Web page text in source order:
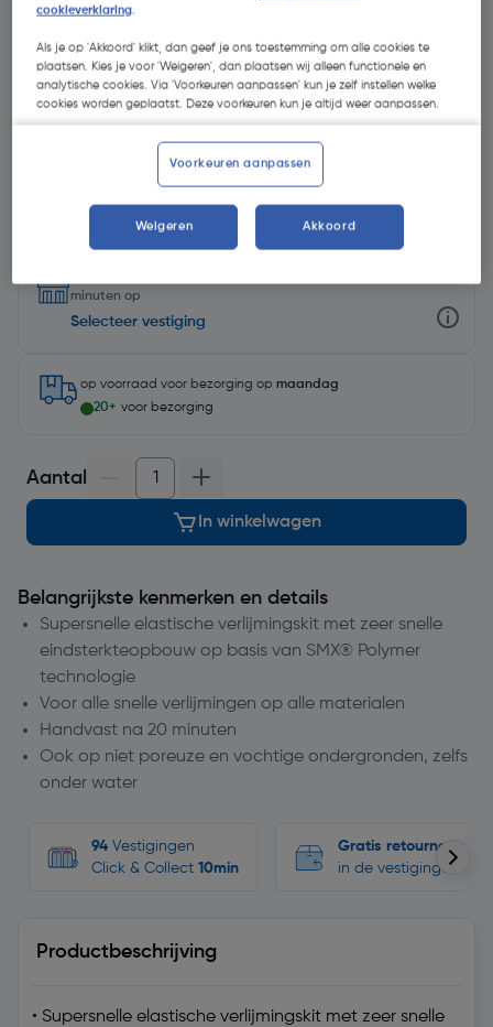
€ 10,25
minuten op
Selecteer vestiging
op voorraad voor bezorging op maandag
20+ voor bezorging
Aantal
In winkelwagen
Belangrijkste kenmerken en details
Supersnelle elastische verlijmingskit met zeer snelle
eindsterkteopbouw op basis van SMX® Polymer
technologie
Voor alle snelle verlijmingen op alle materialen
Handvast na 20 minuten
Ook op niet poreuze en vochtige ondergronden, zelfs
onder water
94 Vestigingen
Click & Collect 10min
Gratis retourneren
in de vestigingen
Productbeschrijving
• Supersnelle elastische verlijmingskit met zeer snelle
cookieverklaring.
Als je op 'Akkoord' klikt, dan geef je ons toestemming om alle cookies te
plaatsen. Kies je voor 'Weigeren', dan plaatsen wij alleen functionele en
analytische cookies. Via 'Voorkeuren aanpassen' kun je zelf instellen welke
cookies worden geplaatst. Deze voorkeuren kun je altijd weer aanpassen.
Voorkeuren aanpassen
Weigeren Akkoord